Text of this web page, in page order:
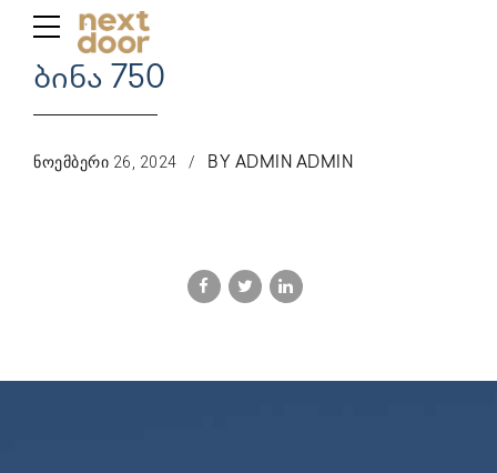
ბინა 750
ᲜᲝᲔᲛᲑᲔᲠᲘ 26, 2024 BY ADMIN ADMIN